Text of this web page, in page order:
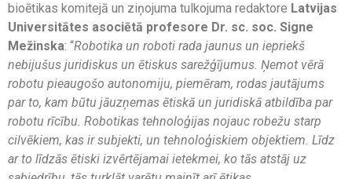
bioētikas komitejā un ziņojuma tulkojuma redaktore Latvijas
Universitātes asociētā profesore Dr. sc. soc. Signe
Mežinska: “Robotika un roboti rada jaunus un iepriekš
nebijušus juridiskus un ētiskus sarežģījumus. Ņemot vērā
robotu pieaugošo autonomiju, piemēram, rodas jautājums
par to, kam būtu jāuzņemas ētiskā un juridiskā atbildība par
robotu rīcību. Robotikas tehnoloģijas nojauc robežu starp
cilvēkiem, kas ir subjekti, un tehnoloģiskiem objektiem. Līdz
ar to līdzās ētiski izvērtējamai ietekmei, ko tās atstāj uz